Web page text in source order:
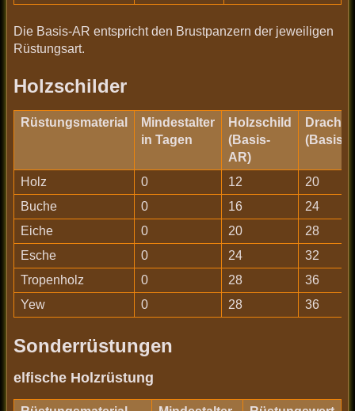
Die Basis-AR entspricht den Brustpanzern der jeweiligen
Rüstungsart.
Holzschilder
Rüstungsmaterial
Mindestalter
in Tagen
Holzschild
(Basis-
AR)
(Basis-
Holz 0 12
20
Buche
0 16
24
Eiche
0 20
28
Esche
0 24
32
Tropenholz
0 28
36
Yew
0 28 36
Sonderrüstungen
elfische Holzrüstung